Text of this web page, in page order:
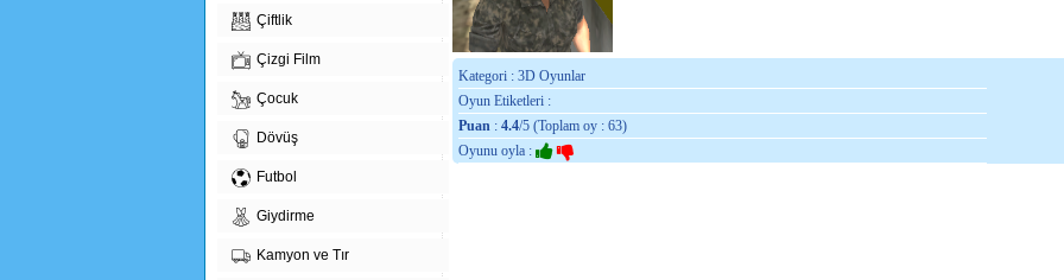
Çiftlik
Çizgi Film
Çocuk
Dövüş
Futbol
Giydirme
Kamyon ve Tır
Kategori : 3D Oyunlar
Oyun Etiketleri :
Puan : 4.4/5 (Toplam oy : 63)
Oyunu oyla :